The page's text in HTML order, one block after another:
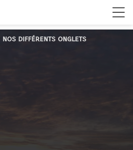
nos différents onglets